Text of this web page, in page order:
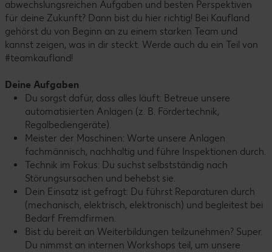
abwechslungsreichen Aufgaben und besten Perspektiven
für deine Zukunft? Dann bist du hier richtig! Bei Kaufland
gehörst du von Beginn an zu einem starken Team und
kannst zeigen, was in dir steckt. Werde auch du ein Teil von
#teamkaufland!
Deine Aufgaben
Du sorgst dafür, dass alles läuft: Betreue unsere
automatisierten Anlagen (z. B. Fördertechnik,
Regalbediengeräte).
Meister der Maschinen: Warte unsere Anlagen
fachmännisch, nachhaltig und führe Inspektionen durch.
Technik im Fokus: Du suchst selbstständig nach
Störungsursachen und behebst sie.
Dein Einsatz ist gefragt: Du führst Reparaturen durch
(mechanisch, elektrisch, elektronisch) und begleitest bei
Bedarf Fremdfirmen.
Bist du bereit an Weiterbildungen teilzunehmen? Super.
Du nimmst an internen Workshops teil, um unsere